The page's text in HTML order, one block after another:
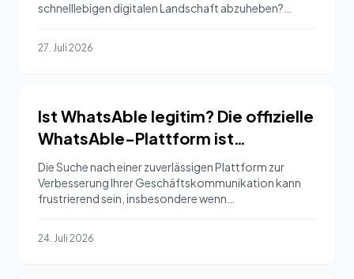
schnelllebigen digitalen Landschaft abzuheben?
27. Juli 2026
Ist WhatsAble legitim? Die offizielle
WhatsAble-Plattform ist
whatsable.app – nicht
whatsable.com
Die Suche nach einer zuverlässigen Plattform zur
Verbesserung Ihrer Geschäftskommunikation kann
frustrierend sein, insbesondere wenn
24. Juli 2026